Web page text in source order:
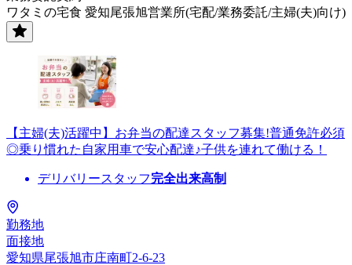
ワタミの宅食 愛知尾張旭営業所(宅配/業務委託/主婦(夫)向け)
【主婦(夫)活躍中】お弁当の配達スタッフ募集!普通免許必須
◎乗り慣れた自家用車で安心配達♪子供を連れて働ける！
デリバリースタッフ完全出来高制
勤務地
面接地
愛知県尾張旭市庄南町2-6-23